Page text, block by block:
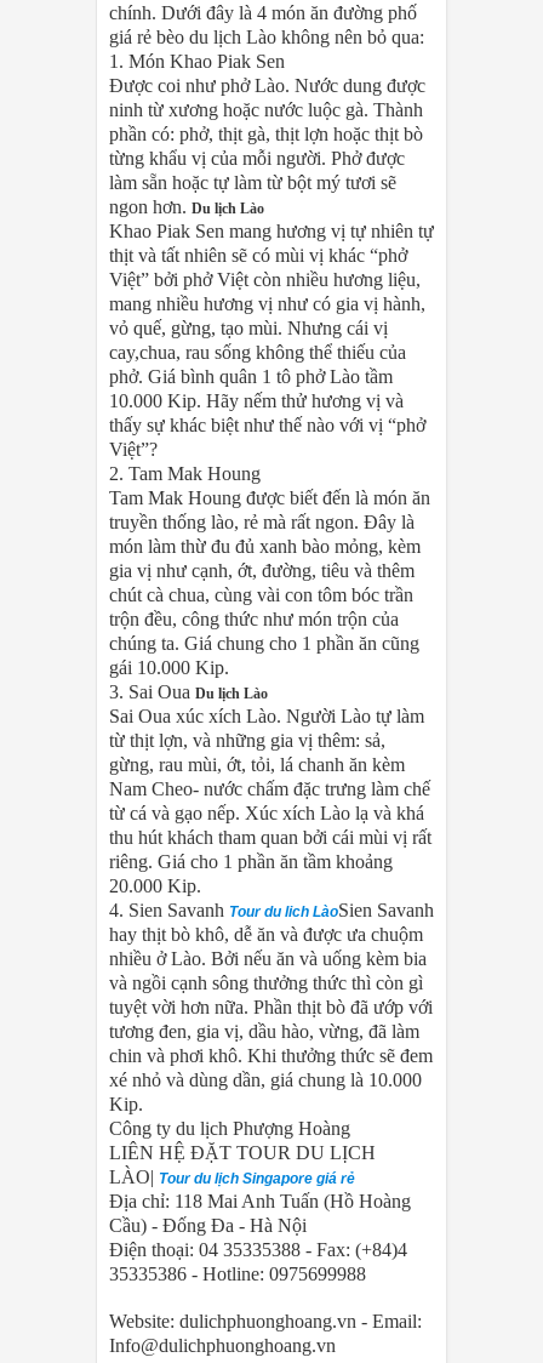
chính. Dưới đây là 4 món ăn đường phố
giá rẻ bèo du lịch Lào không nên bỏ qua:
1. Món Khao Piak Sen
Được coi như phở Lào. Nước dung được
ninh từ xương hoặc nước luộc gà. Thành
phần có: phở, thịt gà, thịt lợn hoặc thịt bò
từng khẩu vị của mỗi người. Phở được
làm sẵn hoặc tự làm từ bột mý tươi sẽ
ngon hơn. Du lịch Lào
Khao Piak Sen mang hương vị tự nhiên tự
thịt và tất nhiên sẽ có mùi vị khác “phở
Việt” bởi phở Việt còn nhiều hương liệu,
mang nhiều hương vị như có gia vị hành,
vỏ quế, gừng, tạo mùi. Nhưng cái vị
cay,chua, rau sống không thể thiếu của
phở. Giá bình quân 1 tô phở Lào tầm
10.000 Kip. Hãy nếm thử hương vị và
thấy sự khác biệt như thế nào với vị “phở
Việt”?
2. Tam Mak Houng
Tam Mak Houng được biết đến là món ăn
truyền thống lào, rẻ mà rất ngon. Đây là
món làm thừ đu đủ xanh bào mỏng, kèm
gia vị như cạnh, ớt, đường, tiêu và thêm
chút cà chua, cùng vài con tôm bóc trần
trộn đều, công thức như món trộn của
chúng ta. Giá chung cho 1 phần ăn cũng
gái 10.000 Kip.
3. Sai Oua Du lịch Lào
Sai Oua xúc xích Lào. Người Lào tự làm
từ thịt lợn, và những gia vị thêm: sả,
gừng, rau mùi, ớt, tỏi, lá chanh ăn kèm
Nam Cheo- nước chấm đặc trưng làm chế
từ cá và gạo nếp. Xúc xích Lào lạ và khá
thu hút khách tham quan bởi cái mùi vị rất
riêng. Giá cho 1 phần ăn tầm khoảng
20.000 Kip.
4. Sien Savanh Tour du lich LàoSien Savanh
hay thịt bò khô, dễ ăn và được ưa chuộm
nhiều ở Lào. Bởi nếu ăn và uống kèm bia
và ngồi cạnh sông thưởng thức thì còn gì
tuyệt vời hơn nữa. Phần thịt bò đã ướp với
tương đen, gia vị, dầu hào, vừng, đã làm
chin và phơi khô. Khi thưởng thức sẽ đem
xé nhỏ và dùng dần, giá chung là 10.000
Kip.
Công ty du lịch Phượng Hoàng
LIÊN HỆ ĐẶT TOUR DU LỊCH
LÀO| Tour du lịch Singapore giá rẻ
Địa chỉ: 118 Mai Anh Tuấn (Hồ Hoàng
Cầu) - Đống Đa - Hà Nội
Điện thoại: 04 35335388 - Fax: (+84)4
35335386 - Hotline: 0975699988
Website: dulichphuonghoang.vn - Email:
Info@dulichphuonghoang.vn